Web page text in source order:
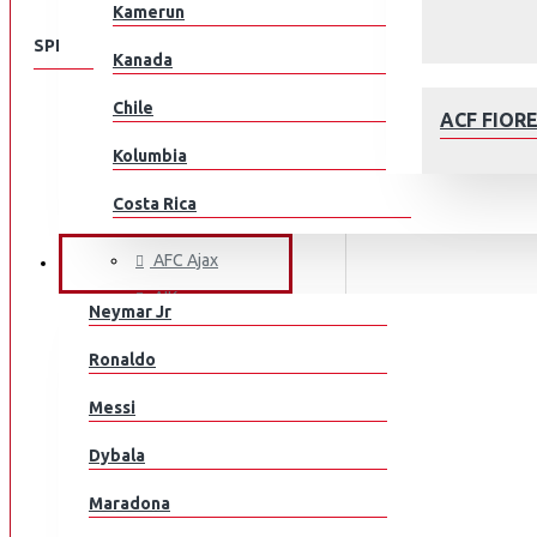
ACF
Kamerun
Kanada
Chile
Kolumbia
Costa Rica
Kroatia
Tšekki
Tanska
Egypti
EL Salvador
JALKAPALLOILIJAT
Neymar Jr
Ronaldo
Messi
Dybala
Maradona
SPEISEKARTE
KLUBEILLE
Aberdeen
ACF Fiorentina
AFC Ajax
AIK
AS Monaco
Athletic Bilbao